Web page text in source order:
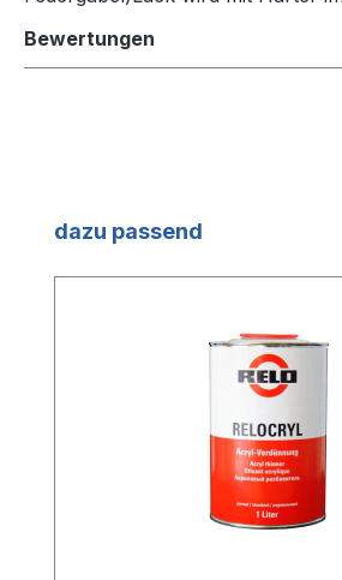
Bewertungen
Produktgalerie überspringen
dazu passend